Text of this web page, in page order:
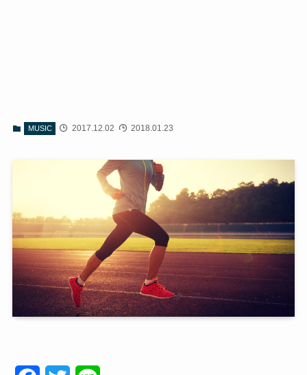
MUSIC 2017.12.02 2018.01.23